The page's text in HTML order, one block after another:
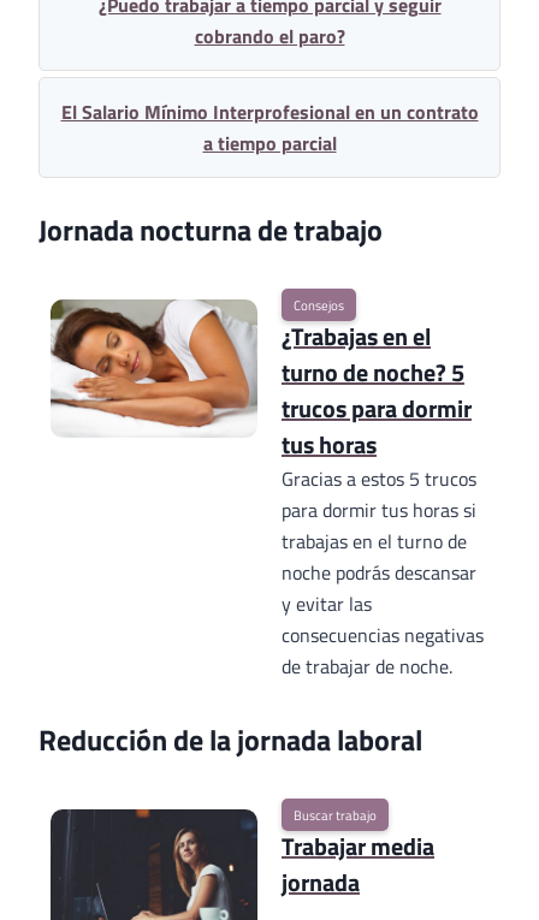
cobrando el paro?
El Salario Mínimo Interprofesional en un contrato
a tiempo parcial
Jornada nocturna de trabajo
Consejos
¿Trabajas en el
turno de noche? 5
trucos para dormir
tus horas
Gracias a estos 5 trucos
para dormir tus horas si
trabajas en el turno de
noche podrás descansar
y evitar las
consecuencias negativas
de trabajar de noche.
Reducción de la jornada laboral
Buscar trabajo
Trabajar media
jornada